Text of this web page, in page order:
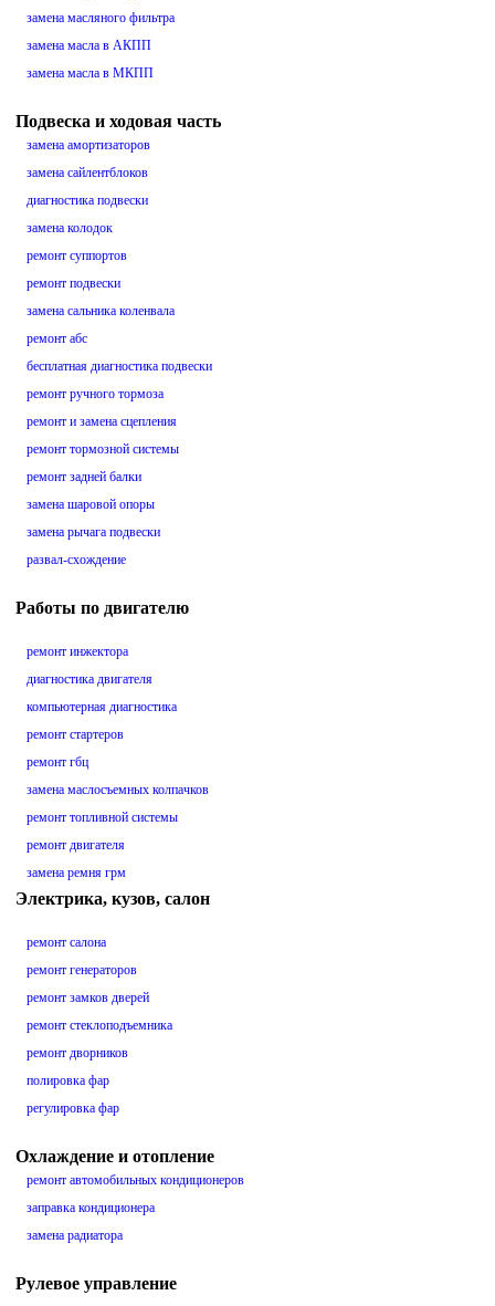
замена масляного фильтра
замена масла в АКПП
замена масла в МКПП
Подвеска и ходовая часть
замена амортизаторов
замена сайлентблоков
диагностика подвески
замена колодок
ремонт суппортов
ремонт подвески
замена сальника коленвала
ремонт абс
бесплатная диагностика подвески
ремонт ручного тормоза
ремонт и замена сцепления
ремонт тормозной системы
ремонт задней балки
замена шаровой опоры
замена рычага подвески
развал-схождение
Работы по двигателю
ремонт инжектора
диагностика двигателя
компьютерная диагностика
ремонт стартеров
ремонт гбц
замена маслосъемных колпачков
ремонт топливной системы
ремонт двигателя
замена ремня грм
Электрика, кузов, салон
ремонт салона
ремонт генераторов
ремонт замков дверей
ремонт стеклоподъемника
ремонт дворников
полировка фар
регулировка фар
Охлаждение и отопление
ремонт автомобильных кондиционеров
заправка кондиционера
замена радиатора
Рулевое управление